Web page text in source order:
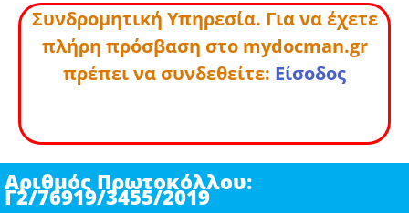
Συνδρομητική Υπηρεσία. Για να έχετε
πλήρη πρόσβαση στο mydocman.gr
πρέπει να συνδεθείτε: Είσοδος
Αριθμός Πρωτοκόλλου:
Γ2/76919/3455/2019